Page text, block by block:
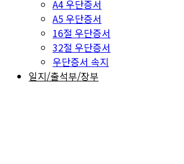
A4 우단증서
A5 우단증서
16절 우단증서
32절 우단증서
우단증서 속지
일지/출석부/장부